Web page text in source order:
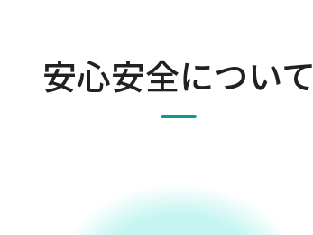
安心安全について